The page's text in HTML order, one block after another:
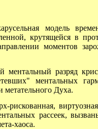
модель
крутящейся в
моментов
разряд
ментальных
метательного Духа.
рискованная,
рассеек,
хаоса.